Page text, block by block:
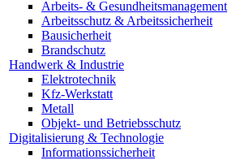
Arbeits- & Gesundheitsmanagement
Arbeitsschutz & Arbeitssicherheit
Bausicherheit
Brandschutz
Handwerk & Industrie
Elektrotechnik
Kfz-Werkstatt
Metall
Objekt- und Betriebsschutz
Digitalisierung & Technologie
Informationssicherheit